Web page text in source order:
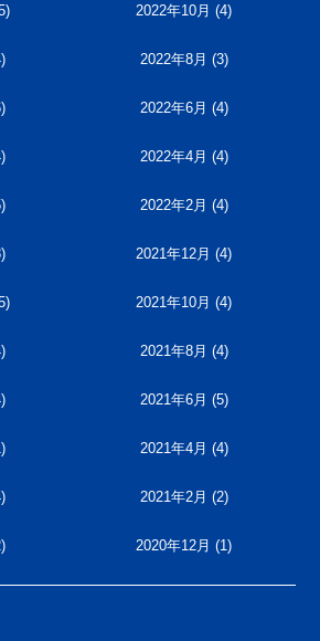
2022年10月 (4)
2022年8月 (3)
2022年6月 (4)
2022年4月 (4)
2022年2月 (4)
2021年12月 (4)
2021年10月 (4)
2021年8月 (4)
2021年6月 (5)
2021年4月 (4)
2021年2月 (2)
2020年12月 (1)